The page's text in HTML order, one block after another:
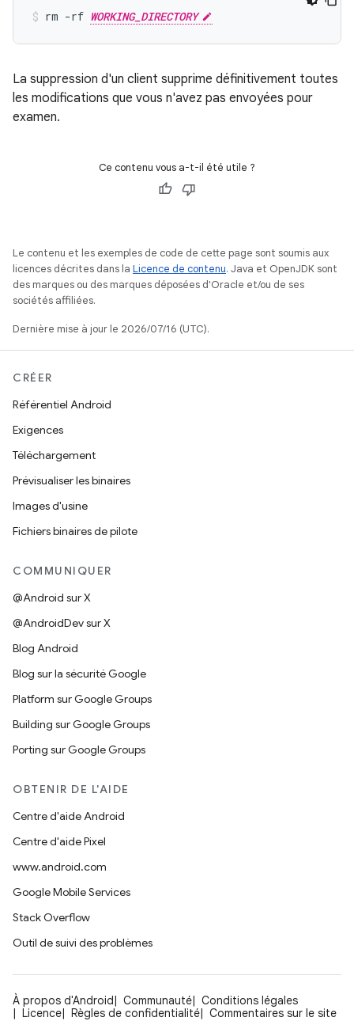
rm -rf WORKING_DIRECTORY
La suppression d'un client supprime définitivement toutes
les modifications que vous n'avez pas envoyées pour
examen.
Ce contenu vous a-t-il été utile ?
Le contenu et les exemples de code de cette page sont soumis aux
licences décrites dans la Licence de contenu. Java et OpenJDK sont
des marques ou des marques déposées d'Oracle et/ou de ses
sociétés affiliées.
Dernière mise à jour le 2026/07/16 (UTC).
CRÉER
Référentiel Android
Exigences
Téléchargement
Prévisualiser les binaires
Images d'usine
Fichiers binaires de pilote
COMMUNIQUER
@Android sur X
@AndroidDev sur X
Blog Android
Blog sur la sécurité Google
Platform sur Google Groups
Building sur Google Groups
Porting sur Google Groups
OBTENIR DE L'AIDE
Centre d'aide Android
Centre d'aide Pixel
www.android.com
Google Mobile Services
Stack Overflow
Outil de suivi des problèmes
À propos d'Android Communauté
Conditions légales
Licence
Règles de confidentialité
Commentaires sur le site